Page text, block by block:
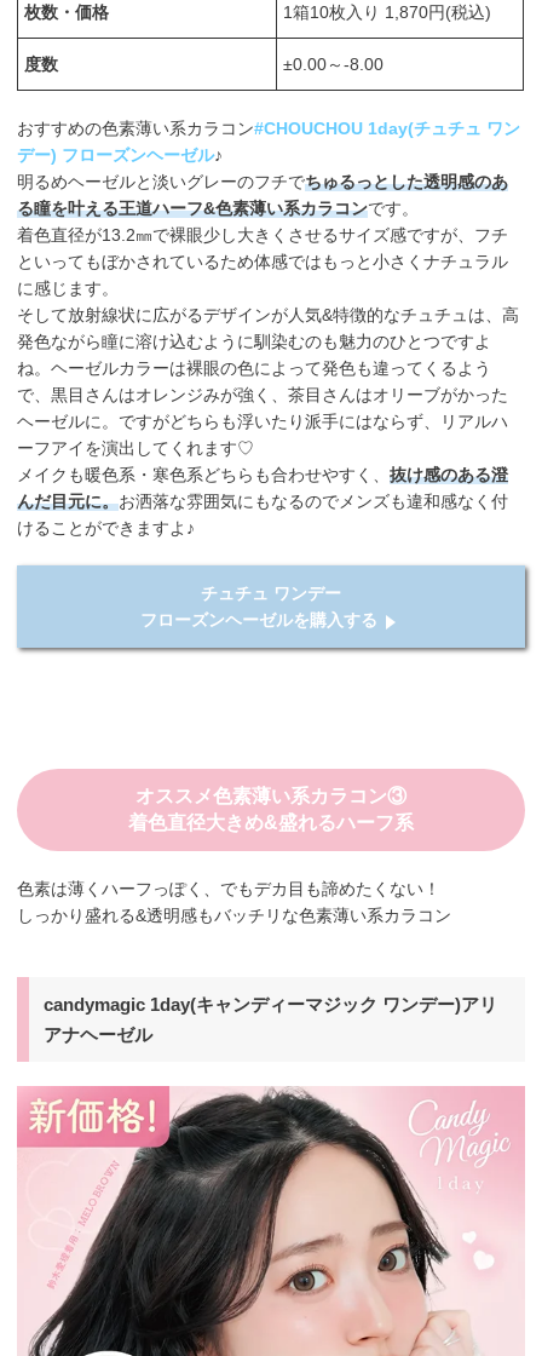
枚数・価格 1箱10枚入り 1,870円(税込)
度数 ±0.00～-8.00
おすすめの色素薄い系カラコン#CHOUCHOU 1day(チュチュ ワン
デー) フローズンヘーゼル♪
明るめヘーゼルと淡いグレーのフチでちゅるっとした透明感のあ
る瞳を叶える王道ハーフ&色素薄い系カラコンです。
着色直径が13.2㎜で裸眼少し大きくさせるサイズ感ですが、フチ
といってもぼかされているため体感ではもっと小さくナチュラル
に感じます。
そして放射線状に広がるデザインが人気&特徴的なチュチュは、高
発色ながら瞳に溶け込むように馴染むのも魅力のひとつですよ
ね。ヘーゼルカラーは裸眼の色によって発色も違ってくるよう
で、黒目さんはオレンジみが強く、茶目さんはオリーブがかった
ヘーゼルに。ですがどちらも浮いたり派手にはならず、リアルハ
ーフアイを演出してくれます♡
メイクも暖色系・寒色系どちらも合わせやすく、抜け感のある澄
んだ目元に。お洒落な雰囲気にもなるのでメンズも違和感なく付
けることができますよ♪
チュチュ ワンデー
フローズンヘーゼルを購入する
オススメ色素薄い系カラコン③
着色直径大きめ&盛れるハーフ系
色素は薄くハーフっぽく、でもデカ目も諦めたくない！
しっかり盛れる&透明感もバッチリな色素薄い系カラコン
candymagic 1day(キャンディーマジック ワンデー)アリ
アナヘーゼル